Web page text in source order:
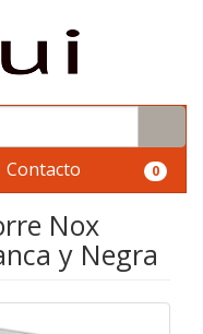
Contacto 0
Nox
y Negra